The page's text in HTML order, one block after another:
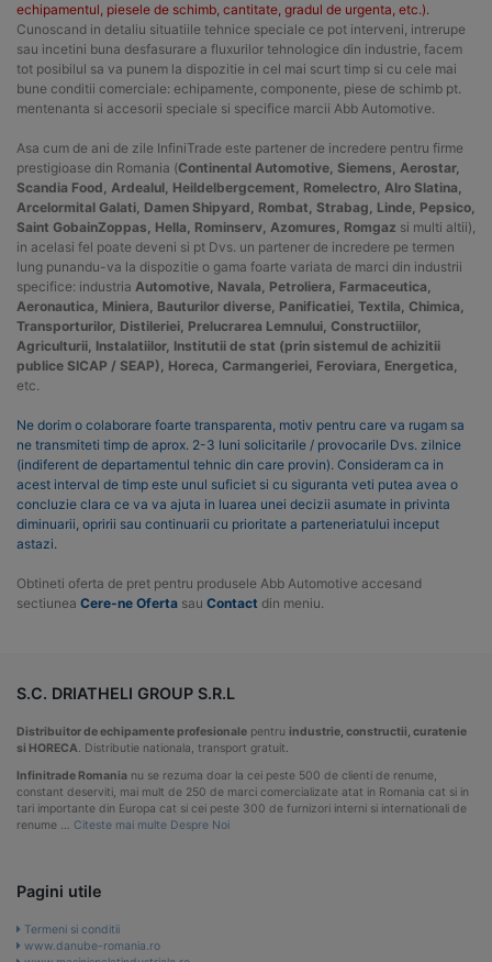
echipamentul, piesele de schimb, cantitate, gradul de urgenta, etc.).
Cunoscand in detaliu situatiile tehnice speciale ce pot interveni, intrerupe
sau incetini buna desfasurare a fluxurilor tehnologice din industrie, facem
tot posibilul sa va punem la dispozitie in cel mai scurt timp si cu cele mai
bune conditii comerciale: echipamente, componente, piese de schimb pt.
mentenanta si accesorii speciale si specifice marcii Abb Automotive.
Asa cum de ani de zile InfiniTrade este partener de incredere pentru firme
prestigioase din Romania (Continental Automotive, Siemens, Aerostar,
Scandia Food, Ardealul, Heildelbergcement, Romelectro, Alro Slatina,
Arcelormital Galati, Damen Shipyard, Rombat, Strabag, Linde, Pepsico,
Saint GobainZoppas, Hella, Rominserv, Azomures, Romgaz si multi altii),
in acelasi fel poate deveni si pt Dvs. un partener de incredere pe termen
lung punandu-va la dispozitie o gama foarte variata de marci din industrii
specifice: industria Automotive, Navala, Petroliera, Farmaceutica,
Aeronautica, Miniera, Bauturilor diverse, Panificatiei, Textila, Chimica,
Transporturilor, Distileriei, Prelucrarea Lemnului, Constructiilor,
Agriculturii, Instalatiilor, Institutii de stat (prin sistemul de achizitii
publice SICAP / SEAP), Horeca, Carmangeriei, Feroviara, Energetica,
etc.
Ne dorim o colaborare foarte transparenta, motiv pentru care va rugam sa
ne transmiteti timp de aprox. 2-3 luni solicitarile / provocarile Dvs. zilnice
(indiferent de departamentul tehnic din care provin). Consideram ca in
acest interval de timp este unul suficiet si cu siguranta veti putea avea o
concluzie clara ce va va ajuta in luarea unei decizii asumate in privinta
diminuarii, opririi sau continuarii cu prioritate a parteneriatului inceput
astazi.
Obtineti oferta de pret pentru produsele Abb Automotive accesand
sectiunea Cere-ne Oferta sau Contact din meniu.
S.C. DRIATHELI GROUP S.R.L
Distribuitor de echipamente profesionale pentru industrie, constructii, curatenie
si HORECA. Distributie nationala, transport gratuit.
Infinitrade Romania nu se rezuma doar la cei peste 500 de clienti de renume,
constant deserviti, mai mult de 250 de marci comercializate atat in Romania cat si in
tari importante din Europa cat si cei peste 300 de furnizori interni si internationali de
renume … Citeste mai multe Despre Noi
Pagini utile
Termeni si conditii
www.danube-romania.ro